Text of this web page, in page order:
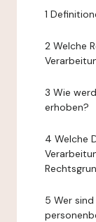
1
2 Welche
3 Wie
erhoben?
4 Welche
5 Wer